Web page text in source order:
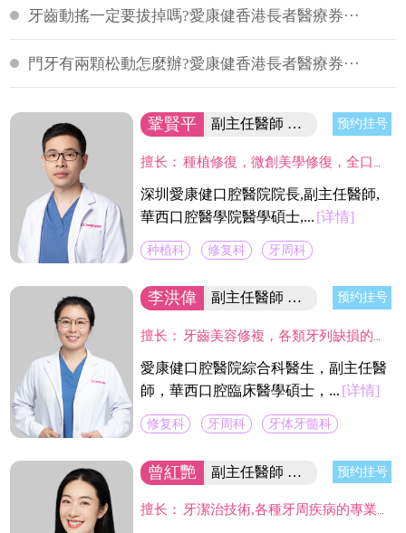
牙齒動搖一定要拔掉嗎?愛康健香港長者醫療券···
門牙有兩顆松動怎麼辦?愛康健香港長者醫療券···
鞏賢平 副主任醫師 醫院院長/碩士 预约挂号
擅长： 種植修復，微創美學修復，全口咬合重建等；熟練應用口腔顯微鏡並在顯微放大設備下進行種植手術、牙周美學手術及各類修復操作。熟練處理牙周病及牙體缺失、四環素、氟斑牙的全口美學修復工作，對於顯微治療有深入研究，具有豐富的口腔全科診療經驗。
深圳愛康健口腔醫院院長,副主任醫師,
華西口腔醫學院醫學碩士,... [详情]
种植科 修复科 牙周科
李洪偉 副主任醫師 口腔醫學碩士 预约挂号
擅长： 牙齒美容修複，各類牙列缺損的固定及活動義齒的修複、鑄造支架式可摘局部義齒、 數字化修複、種植上部義齒修複等。在口腔數字化修複、口腔色度學、口腔仿生材料等領域進行過深入研究，成績顯著。
愛康健口腔醫院綜合科醫生，副主任醫
師，華西口腔臨床醫學碩士，... [详情]
修复科 牙周科 牙体牙髓科
曾紅艷 副主任醫師 集团牙周學科帶頭人 预约挂号
擅长： 牙潔治技術,各種牙周疾病的專業治療及手術治療(翻瓣術及牙周引導骨組織再造術,龈切除術)及種植體周圍感染疾病的治療。